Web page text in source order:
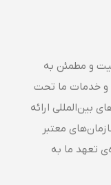
مطمئن به
ما تحت
ارائه
معتبر
ما به